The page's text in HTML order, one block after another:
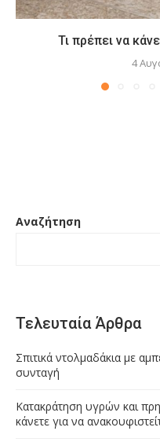
Τι πρέπει να
4
Αναζήτηση
Τελευταία Άρθρα
Σπιτικά ντολμαδάκια με
συνταγή
Κατακράτηση υγρών και
κάνετε για να